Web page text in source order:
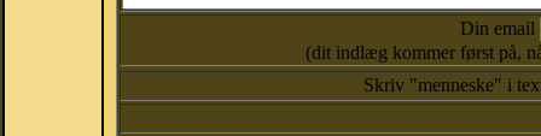
Din email
(dit indlæg kommer først på,
Skriv "menneske" i